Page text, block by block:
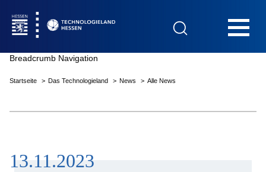
Das Technologieland
Breadcrumb Navigation
Startseite Das Technologieland News Alle News
13.11.2023